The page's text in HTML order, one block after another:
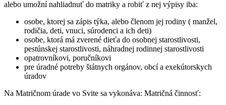
alebo umožní nahliadnuť do matriky a robiť z nej výpisy iba:
osobe, ktorej sa zápis týka, alebo členom jej rodiny ( manžel,
rodičia, deti, vnuci, súrodenci a ich deti)
osobe, ktorá má zverené dieťa do osobnej starostlivosti,
pestúnskej starostlivosti, náhradnej rodinnej starostlivosti
opatrovníkovi, poručníkovi
pre úradné potreby štátnych orgánov, obcí a exekútorskych
úradov
Na Matričnom úrade vo Svite sa vykonáva: Matričná činnosť: